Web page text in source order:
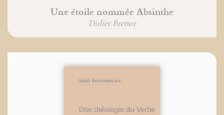
Une étoile nommée Absinthe
Didier Brenot